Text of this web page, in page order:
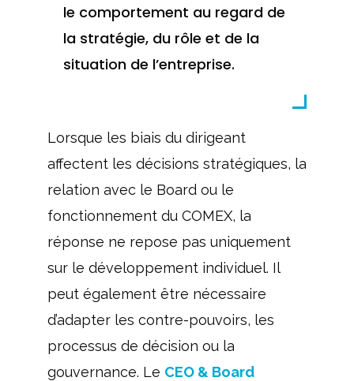
le comportement au regard de
la stratégie, du rôle et de la
situation de l’entreprise.
Lorsque les biais du dirigeant
affectent les décisions stratégiques, la
relation avec le Board ou le
fonctionnement du COMEX, la
réponse ne repose pas uniquement
sur le développement individuel. Il
peut également être nécessaire
d’adapter les contre-pouvoirs, les
processus de décision ou la
gouvernance. Le CEO & Board